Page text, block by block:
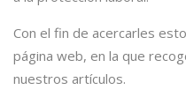
Con el fin de acercarles
página web, en la que
nuestros artículos.